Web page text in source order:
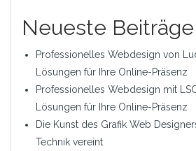
Neueste Beiträge
Professionelles Webdesign von
Lösungen für Ihre Online-Präsenz
Professionelles Webdesign mit
Lösungen für Ihre Online-Präsenz
Die Kunst des Grafik Web
Technik vereint